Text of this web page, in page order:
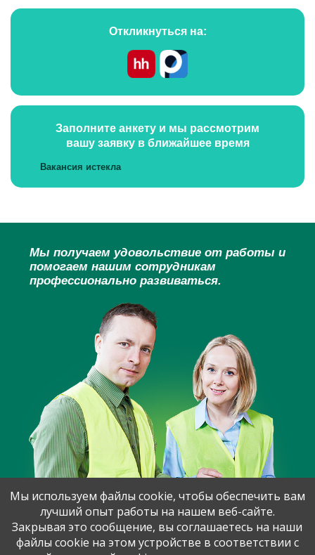
Откликнуться на:
Заполните анкету и мы рассмотрим
вашу заявку в ближайшее время
Вакансия истекла
Мы получаем удовольствие от работы и
помогаем нашим сотрудникам
профессионально развиваться.
Поделитесь вакансией с друзьями
Мы используем файлы cookie, чтобы обеспечить вам
лучший опыт работы на нашем веб-сайте.
Закрывая это сообщение, вы соглашаетесь на наши
файлы cookie на этом устройстве в соответствии с